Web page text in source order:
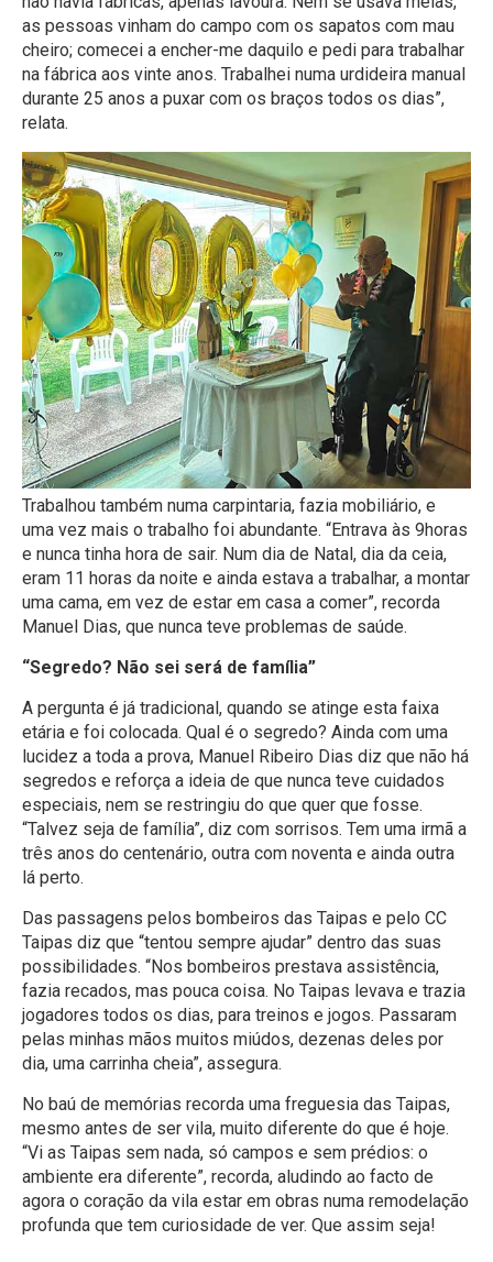
as pessoas vinham do campo com os sapatos com mau
cheiro; comecei a encher-me daquilo e pedi para trabalhar
na fábrica aos vinte anos. Trabalhei numa urdideira manual
durante 25 anos a puxar com os braços todos os dias”,
relata.
Trabalhou também numa carpintaria, fazia mobiliário, e
uma vez mais o trabalho foi abundante. “Entrava às 9horas
e nunca tinha hora de sair. Num dia de Natal, dia da ceia,
eram 11 horas da noite e ainda estava a trabalhar, a montar
uma cama, em vez de estar em casa a comer”, recorda
Manuel Dias, que nunca teve problemas de saúde.
“Segredo? Não sei será de família”
A pergunta é já tradicional, quando se atinge esta faixa
etária e foi colocada. Qual é o segredo? Ainda com uma
lucidez a toda a prova, Manuel Ribeiro Dias diz que não há
segredos e reforça a ideia de que nunca teve cuidados
especiais, nem se restringiu do que quer que fosse.
“Talvez seja de família”, diz com sorrisos. Tem uma irmã a
três anos do centenário, outra com noventa e ainda outra
lá perto.
Das passagens pelos bombeiros das Taipas e pelo CC
Taipas diz que “tentou sempre ajudar” dentro das suas
possibilidades. “Nos bombeiros prestava assistência,
fazia recados, mas pouca coisa. No Taipas levava e trazia
jogadores todos os dias, para treinos e jogos. Passaram
pelas minhas mãos muitos miúdos, dezenas deles por
dia, uma carrinha cheia”, assegura.
No baú de memórias recorda uma freguesia das Taipas,
mesmo antes de ser vila, muito diferente do que é hoje.
“Vi as Taipas sem nada, só campos e sem prédios: o
ambiente era diferente”, recorda, aludindo ao facto de
agora o coração da vila estar em obras numa remodelação
profunda que tem curiosidade de ver. Que assim seja!